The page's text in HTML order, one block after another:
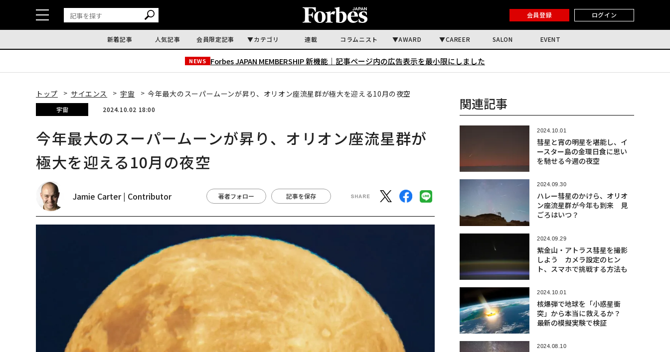
会員登録 ログイン
新着記事 人気記事 会員限定記事 カテゴリ 連載 コラムニスト AWARD CAREER SALON EVENT
NEWS Forbes JAPAN MEMBERSHIP 新機能｜ 記事ページ内の広告表示を最小限にしました
トップ サイエンス 宇宙 今年最大のスーパームーンが昇り、オリオン座流星群が極大を迎える10月の夜空
宇宙 2024.10.02 18:00
今年最大のスーパームーンが昇り、オリオン座流星群が
極大を迎える10月の夜空
Jamie Carter | Contributor 著者フォロー 記事を保存
関連記事
2024.10.01
彗星と宵の明星を堪能し、イ
ースター島の金環日食に思い
を馳せる今週の夜空
2024.09.30
ハレー彗星のかけら、オリオ
ン座流星群が今年も到来 見
ごろはいつ？
2024.09.29
紫金山・アトラス彗星を撮影
しよう カメラ設定のヒン
ト、スマホで挑戦する方法も
2024.10.01
核爆弾で地球を「小惑星衝
突」から本当に救えるか？
最新の模擬実験で検証
2024.08.10